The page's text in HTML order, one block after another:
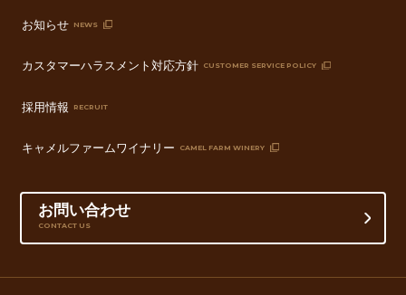
お知らせ NEWS
カスタマーハラスメント対応方針 CUSTOMER SERVICE POLICY
採用情報 RECRUIT
キャメルファームワイナリー CAMEL FARM WINERY
お問い合わせ
CONTACT US